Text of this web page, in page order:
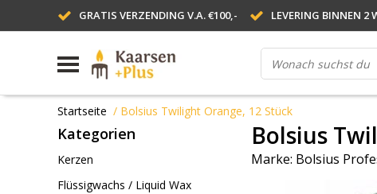
GRATIS VERZENDING V.A. €100,- LEVERING BINNEN 2
Startseite / Bolsius Twilight Orange, 12 Stück
Kategorien
Kerzen
Flüssigwachs / Liquid Wax
Bolsius
Marke: Bolsius